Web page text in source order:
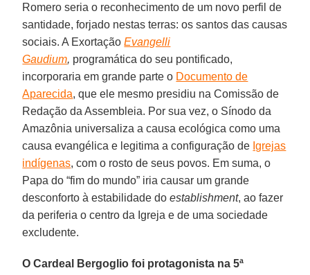
Romero seria o reconhecimento de um novo perfil de
santidade, forjado nestas terras: os santos das causas
sociais. A ExortaçãoEvangelli
Gaudium, programática do seu pontificado,
incorporaria em grande parte o Documento de
Aparecida, que ele mesmo presidiu na Comissão de
Redação da Assembleia. Por sua vez, o Sínodo da
Amazônia universaliza a causa ecológica como uma
causa evangélica e legitima a configuração de Igrejas
indígenas, com o rosto de seus povos. Em suma, o
Papa do “fim do mundo” iria causar um grande
desconforto à estabilidade doestablishment, ao fazer
da periferia o centro da Igreja e de uma sociedade
excludente.
O Cardeal Bergoglio foi protagonista na 5ª